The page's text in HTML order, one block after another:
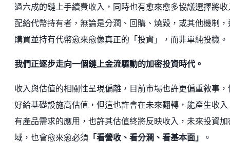
過六成的鏈上手續費收入，同時也有愈來愈多協議選擇將收
配給代幣持有者，無論是分潤、回購、燒毀，或其他機制，
購買並持有代幣愈來愈像真正的「投資」，而非單純投機。
我們正逐步走向一個鏈上金流驅動的加密投資時代。
收入與估值的相關性呈現偏離，目前市場也許更偏重敘事，
好給基礎設施高估值，但這也許會在未來翻轉，能產生收入
有產品需求的應用，也許其估值終將反映收入，未來投資加
域，也會愈來愈必須 「看營收、看分潤、看基本面」 。